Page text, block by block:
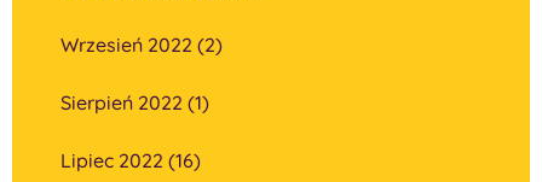
Wrzesień 2022 (2)
Sierpień 2022 (1)
Lipiec 2022 (16)